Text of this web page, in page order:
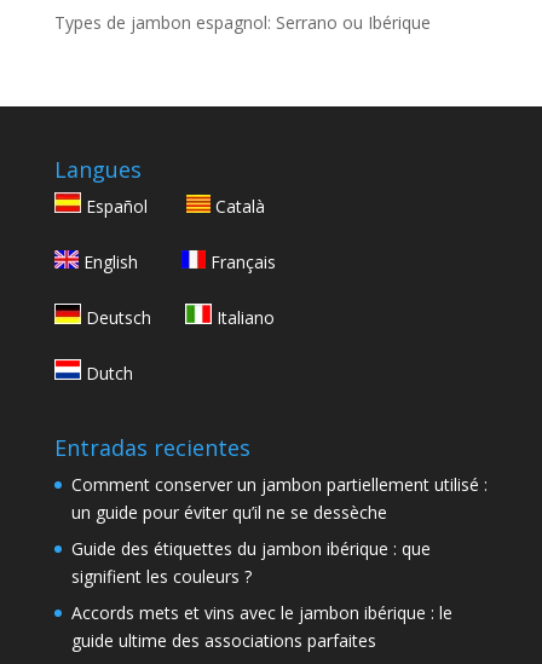
Types de jambon espagnol: Serrano ou Ibérique
Langues
Español Català
English Français
Deutsch Italiano
Dutch
Entradas recientes
Comment conserver un jambon partiellement utilisé :
un guide pour éviter qu’il ne se dessèche
Guide des étiquettes du jambon ibérique : que
signifient les couleurs ?
Accords mets et vins avec le jambon ibérique : le
guide ultime des associations parfaites